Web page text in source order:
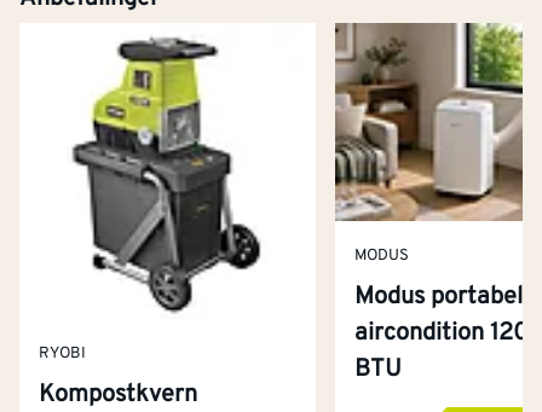
RYOBI
Kompostkvern
MODUS
Modus portabel
aircondition
BTU